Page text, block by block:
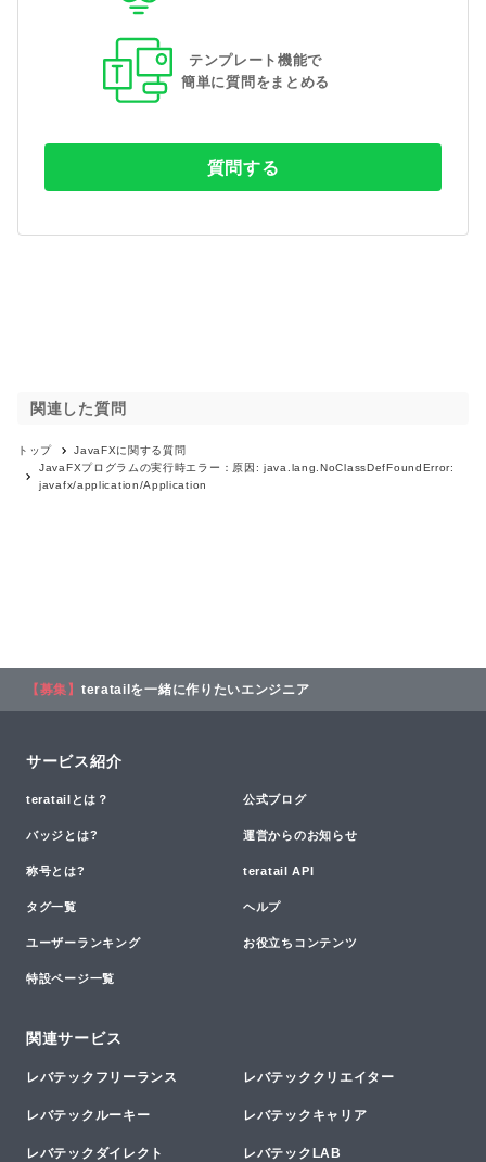
テンプレート機能で
簡単に質問をまとめる
質問する
関連した質問
トップ JavaFXに関する質問
JavaFXプログラムの実行時エラー：原因: java.lang.NoClassDefFoundError:
javafx/application/Application
【募集】 teratailを一緒に作りたいエンジニア
サービス紹介
teratailとは？ 公式ブログ
バッジとは? 運営からのお知らせ
称号とは? teratail API
タグ一覧 ヘルプ
ユーザーランキング お役立ちコンテンツ
特設ページ一覧
関連サービス
レバテックフリーランス レバテッククリエイター
レバテックルーキー レバテックキャリア
レバテックダイレクト レバテックLAB